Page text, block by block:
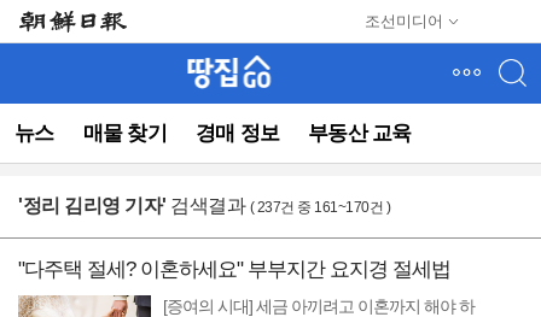
조선미디어
뉴스 매물 찾기 경매 정보 부동산 교육
뉴
(컨
영
'정리 김리영 기자' 검색결과 ( 237건 중 161~170건 )
"다주택 절세? 이혼하세요" 부부지간 요지경 절세법
[증여의 시대] 세금 아끼려고 이혼까지 해야 하